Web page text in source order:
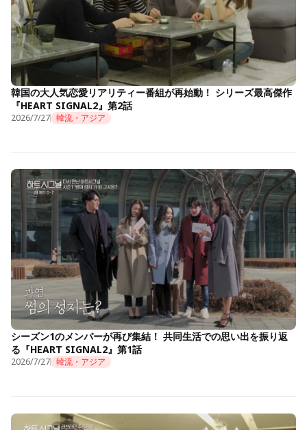
韓国の大人気恋愛リアリティー番組が再始動！ シリーズ最高傑作
『HEART SIGNAL2』第2話
2026/7/27 韓流・アジア
シーズン1のメンバーが再び集結！ 共同生活での思い出を振り返
る『HEART SIGNAL2』第1話
2026/7/27 韓流・アジア